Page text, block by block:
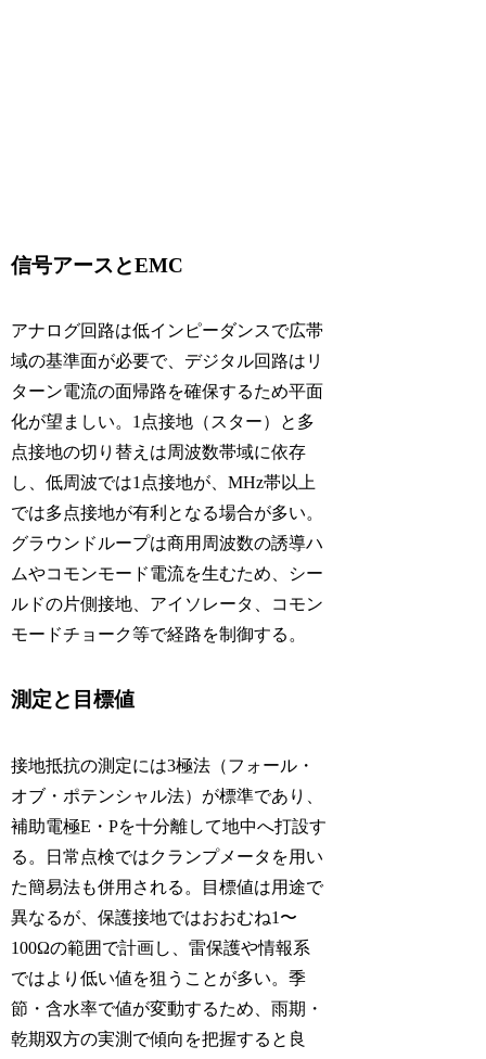
信号アースとEMC
アナログ回路は低インピーダンスで広帯
域の基準面が必要で、デジタル回路はリ
ターン電流の面帰路を確保するため平面
化が望ましい。1点接地（スター）と多
点接地の切り替えは周波数帯域に依存
し、低周波では1点接地が、MHz帯以上
では多点接地が有利となる場合が多い。
グラウンドループは商用周波数の誘導ハ
ムやコモンモード電流を生むため、シー
ルドの片側接地、アイソレータ、コモン
モードチョーク等で経路を制御する。
測定と目標値
接地抵抗の測定には3極法（フォール・
オブ・ポテンシャル法）が標準であり、
補助電極E・Pを十分離して地中へ打設す
る。日常点検ではクランプメータを用い
た簡易法も併用される。目標値は用途で
異なるが、保護接地ではおおむね1〜
100Ωの範囲で計画し、雷保護や情報系
ではより低い値を狙うことが多い。季
節・含水率で値が変動するため、雨期・
乾期双方の実測で傾向を把握すると良